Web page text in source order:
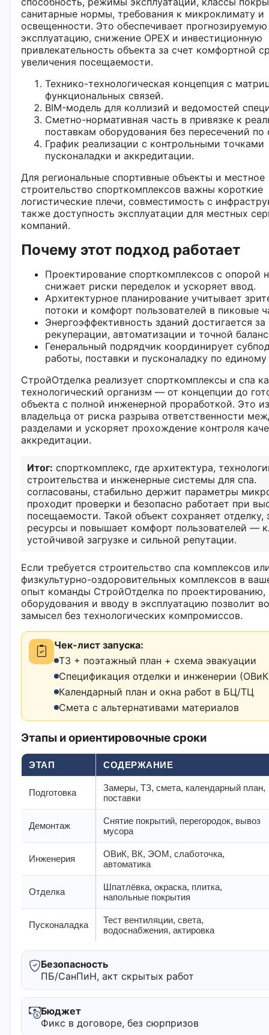
санитарные нормы, требования к микроклимату и
освещенности. Это обеспечивает прогнозируемую
эксплуатацию, снижение OPEX и инвестиционную
привлекательность объекта за счет комфортной
увеличения посещаемости.
Технико-технологическая концепция с
функциональных связей.
BIM-модель для коллизий и ведомостей
Сметно-нормативная часть в привязке к
поставкам оборудования без пересечений
График реализации с контрольными точками
пусконаладки и аккредитации.
Для региональные спортивные объекты и местное
строительство спорткомплексов важны короткие
логистические плечи, совместимость с
также доступность эксплуатации для местных
компаний.
Почему этот подход работает
Проектирование спорткомплексов с опорой
снижает риски переделок и ускоряет ввод.
Архитектурное планирование учитывает
потоки и комфорт пользователей в пиковые
Энергоэффективность зданий достигается за
рекуперации, автоматизации и точной
Генеральный подрядчик координирует
работы, поставки и пусконаладку по единому
СтройОтделка реализует спорткомплексы и спа
технологический организм — от концепции до
объекта с полной инженерной проработкой. Это
владельца от риска разрыва ответственности
разделами и ускоряет прохождение контроля
аккредитации.
Итог: спорткомплекс, где архитектура,
строительства и инженерные системы для спа.
согласованы, стабильно держит параметры
проходит проверки и безопасно работает при
посещаемости. Такой объект сохраняет отделку,
ресурсы и повышает комфорт пользователей —
устойчивой загрузке и сильной репутации.
Если требуется строительство спа комплексов
физкультурно-оздоровительных комплексов в
опыт команды СтройОтделка по
оборудования и вводу в эксплуатацию позволит
замысел без технологических компромиссов.
Чек-лист запуска:
ТЗ + поэтажный план + схема эвакуации
Спецификация отделки и инженерии
Календарный план и окна работ в БЦ/ТЦ
Смета с альтернативами материалов
Этапы и ориентировочные сроки
ЭТАП СОДЕРЖАНИЕ
Подготовка
Замеры, ТЗ, смета, календарный план,
поставки
Демонтаж
Снятие покрытий, перегородок, вывоз
мусора
Инженерия
ОВиК, ВК, ЭОМ, слаботочка,
автоматика
Отделка
Шпатлёвка, окраска, плитка,
напольные покрытия
Пусконаладка
Тест вентиляции, света,
водоснабжения, актировка
Безопасность
ПБ/СанПиН, акт скрытых работ
Бюджет
Фикс в договоре, без сюрпризов